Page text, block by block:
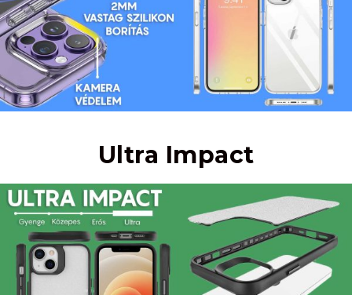
Ultra Impact